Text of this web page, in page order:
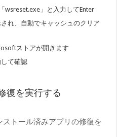
wsreset.exe」と入力してEnter
れ、自動でキャッシュのクリア
ストアが開きます
て確認
復を実行する
トール済みアプリの修復を